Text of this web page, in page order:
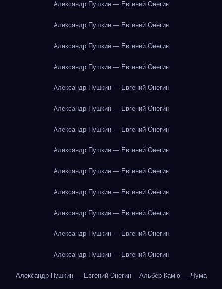
Александр Пушкин — Евгений Онегин
Александр Пушкин — Евгений Онегин
Александр Пушкин — Евгений Онегин
Александр Пушкин — Евгений Онегин
Александр Пушкин — Евгений Онегин
Александр Пушкин — Евгений Онегин
Александр Пушкин — Евгений Онегин
Александр Пушкин — Евгений Онегин
Александр Пушкин — Евгений Онегин
Александр Пушкин — Евгений Онегин
Александр Пушкин — Евгений Онегин
Александр Пушкин — Евгений Онегин
Александр Пушкин — Евгений Онегин
Александр Пушкин — Евгений Онегин Альбер Камю — Чума